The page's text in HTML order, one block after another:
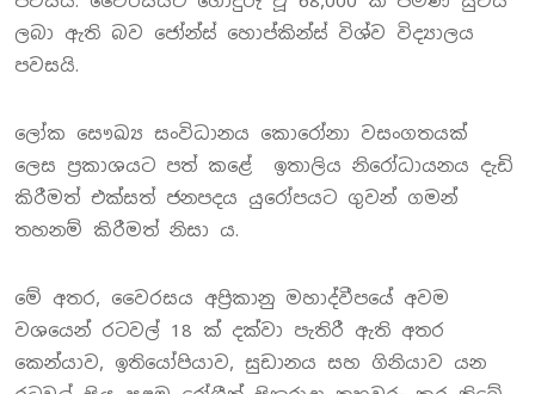
ලබා ඇති බව ජෝන්ස් හොප්කින්ස් විශ්ව විද්‍යාලය
පවසයි.
ලෝක සෞඛ්‍ය සංවිධානය කොරෝනා වසංගතයක්
ලෙස ප්‍රකාශයට පත් කළේ ඉතාලිය නිරෝධායනය දැඩි
කිරීමත් එක්සත් ජනපදය යුරෝපයට ගුවන් ගමන්
තහනම් කිරීමත් නිසා ය.
මේ අතර, වෛරසය අප්‍රිකානු මහාද්වීපයේ අවම
වශයෙන් රටවල් 18 ක් දක්වා පැතිරී ඇති අතර
කෙන්යාව, ඉතියෝපියාව, සුඩානය සහ ගිනියාව යන